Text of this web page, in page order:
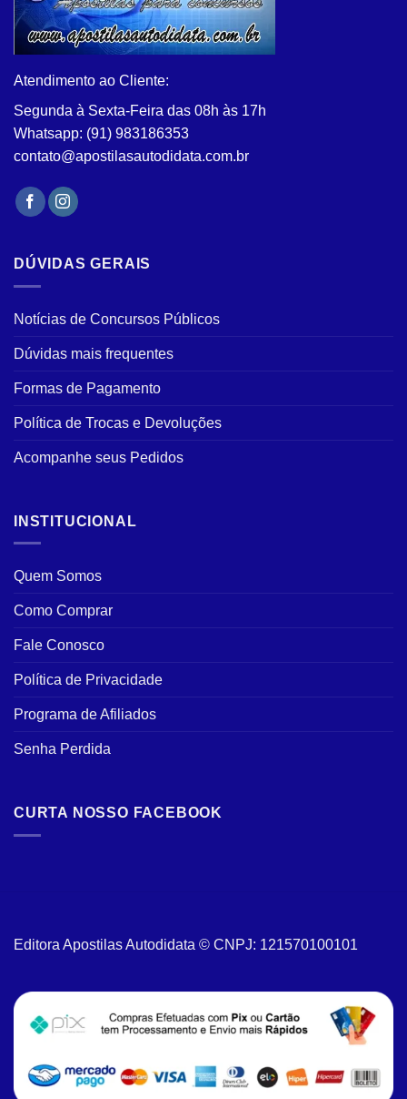
podem
ser
escolhidas
página
do
produto
Atendimento ao Cliente:
Segunda à Sexta-Feira das 08h às 17h
Whatsapp: (91) 983186353
contato@apostilasautodidata.com.br
DÚVIDAS GERAIS
Notícias de Concursos Públicos
Dúvidas mais frequentes
Formas de Pagamento
Política de Trocas e Devoluções
Acompanhe seus Pedidos
INSTITUCIONAL
Quem Somos
Como Comprar
Fale Conosco
Política de Privacidade
Programa de Afiliados
Senha Perdida
CURTA NOSSO FACEBOOK
Editora Apostilas Autodidata © CNPJ: 121570100101